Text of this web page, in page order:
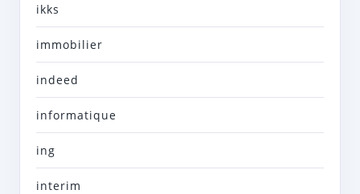
ikks
immobilier
indeed
informatique
ing
interim